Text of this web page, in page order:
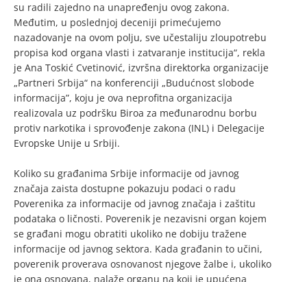
su radili zajedno na unapređenju ovog zakona.
Međutim, u poslednjoj deceniji primećujemo
nazadovanje na ovom polju, sve učestaliju zloupotrebu
propisa kod organa vlasti i zatvaranje institucija“, rekla
je Ana Toskić Cvetinović, izvršna direktorka organizacije
„Partneri Srbija“ na konferenciji „Budućnost slobode
informacija”, koju je ova neprofitna organizacija
realizovala uz podršku Biroa za međunarodnu borbu
protiv narkotika i sprovođenje zakona (INL) i Delegacije
Evropske Unije u Srbiji.
Koliko su građanima Srbije informacije od javnog
značaja zaista dostupne pokazuju podaci o radu
Poverenika za informacije od javnog značaja i zaštitu
podataka o ličnosti. Poverenik je nezavisni organ kojem
se građani mogu obratiti ukoliko ne dobiju tražene
informacije od javnog sektora. Kada građanin to učini,
poverenik proverava osnovanost njegove žalbe i, ukoliko
je ona osnovana, nalaže organu na koji je upućena